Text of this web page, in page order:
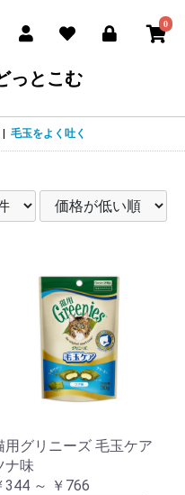
0
っとこむ
毛玉をよく吐く
用グリニーズ 毛玉ケア
ナ味
344 ～ ￥766